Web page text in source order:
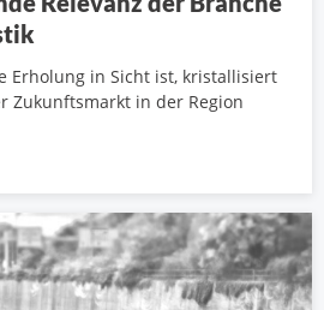
Erholung in Sicht ist, kristallisiert
Zukunftsmarkt in der Region